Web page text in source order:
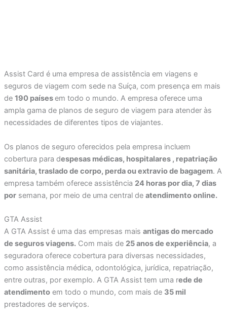
Assist Card é uma empresa de assistência em viagens e
seguros de viagem com sede na Suíça, com presença em mais
de 190 paísesem todo o mundo. A empresa oferece uma
ampla gama de planos de seguro de viagem para atender às
necessidades de diferentes tipos de viajantes.
Os planos de seguro oferecidos pela empresa incluem
cobertura para despesas médicas, hospitalares , repatriação
sanitária, traslado de corpo, perda ou extravio de bagagem. A
empresa também oferece assistência 24 horas por dia, 7 dias
porsemana, por meio de uma central de atendimento online.
GTA Assist
A GTA Assist é uma das empresas mais antigas do mercado
de seguros viagens.Com mais de 25 anos de experiência, a
seguradora oferece cobertura para diversas necessidades,
como assistência médica, odontológica, jurídica, repatriação,
entre outras, por exemplo. A GTA Assist tem uma rede de
atendimentoem todo o mundo, com mais de 35 mil
prestadores de serviços.